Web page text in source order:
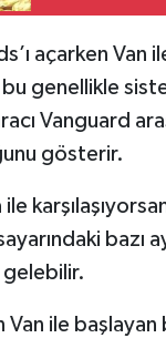
açarken Van
genellikle
Vanguard
gösterir.
bazı
gelebilir.
Van ile başlayan